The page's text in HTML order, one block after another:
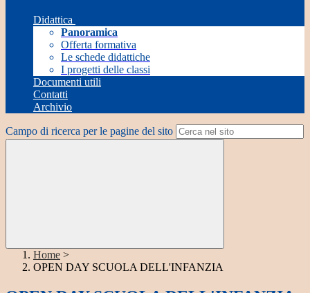
Didattica
Panoramica
Offerta formativa
Le schede didattiche
I progetti delle classi
Documenti utili
Contatti
Archivio
Campo di ricerca per le pagine del sito
Home >
OPEN DAY SCUOLA DELL'INFANZIA